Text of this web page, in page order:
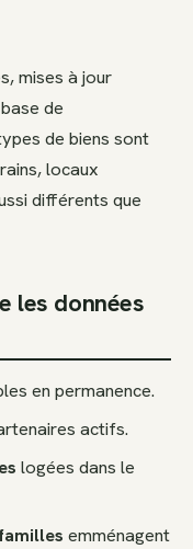
mises à jour
de
de biens sont
locaux
différents que
les données
en permanence.
actifs.
logées dans le
emménagent